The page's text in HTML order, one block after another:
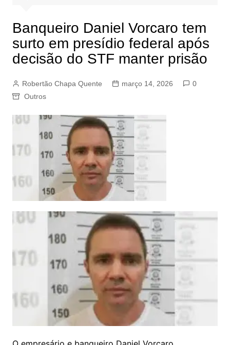
Banqueiro Daniel Vorcaro tem
surto em presídio federal após
decisão do STF manter prisão
Robertão Chapa Quente março 14, 2026
0
Outros